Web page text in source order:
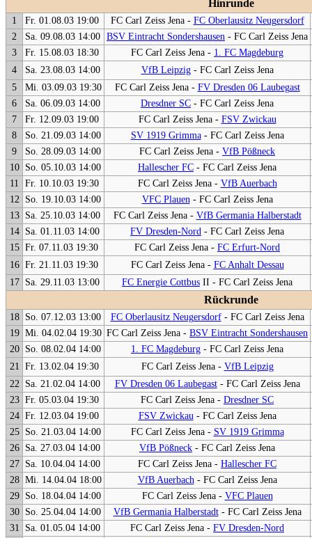
Hinrunde
1 Fr. 01.08.03 19:00 FC Carl Zeiss Jena - FC Oberlausitz Neugersdorf
2
Sa. 09.08.03 14:00 BSV Eintracht Sondershausen - FC Carl Zeiss Jena
3
Fr. 15.08.03 18:30 FC Carl Zeiss Jena - 1. FC Magdeburg
4
Sa. 23.08.03 14:00 VfB Leipzig- FC Carl Zeiss Jena
5
Mi. 03.09.03 19:30 FC Carl Zeiss Jena - FV Dresden 06 Laubegast
6
Sa. 06.09.03 14:00 Dresdner SC - FC Carl Zeiss Jena
7
Fr. 12.09.03 19:00 FC Carl Zeiss Jena - FSV Zwickau
8
So. 21.09.03 14:00 SV 1919 Grimma- FC Carl Zeiss Jena
9
So. 28.09.03 14:00 FC Carl Zeiss Jena - VfB Pößneck
10
So. 05.10.03 14:00 Hallescher FC - FC Carl Zeiss Jena
11
Fr. 10.10.03 19:30 FC Carl Zeiss Jena - VfB Auerbach
12
So. 19.10.03 14:00 VFC Plauen- FC Carl Zeiss Jena
13
Sa. 25.10.03 14:00 FC Carl Zeiss Jena - VfB Germania Halberstadt
14
Sa. 01.11.03 14:00 FV Dresden-Nord - FC Carl Zeiss Jena
15 Fr. 07.11.03 19:30 FC Carl Zeiss Jena - FC Erfurt-Nord
16 Fr. 21.11.03 19:30 FC Carl Zeiss Jena - FC Anhalt Dessau
17
Sa. 29.11.03 13:00 FC Energie Cottbus II - FC Carl Zeiss Jena
Rückrunde
18 So. 07.12.03 13:00 FC Oberlausitz Neugersdorf- FC Carl Zeiss Jena
19 Mi. 04.02.04 19:30 FC Carl Zeiss Jena - BSV Eintracht Sondershausen
20
So. 08.02.04 14:00 1. FC Magdeburg - FC Carl Zeiss Jena
21 Fr. 13.02.04 19:30 FC Carl Zeiss Jena - VfB Leipzig
22
Sa. 21.02.04 14:00 FV Dresden 06 Laubegast- FC Carl Zeiss Jena
23 Fr. 05.03.04 19:30 FC Carl Zeiss Jena - Dresdner SC
24 Fr. 12.03.04 19:00 FSV Zwickau- FC Carl Zeiss Jena
25
So. 21.03.04 14:00 FC Carl Zeiss Jena - SV 1919 Grimma
26
Sa. 27.03.04 14:00 VfB Pößneck - FC Carl Zeiss Jena
27
Sa. 10.04.04 14:00 FC Carl Zeiss Jena - Hallescher FC
28 Mi. 14.04.04 18:00 VfB Auerbach- FC Carl Zeiss Jena
29
So. 18.04.04 14:00 FC Carl Zeiss Jena - VFC Plauen
30
So. 25.04.04 14:00 VfB Germania Halberstadt- FC Carl Zeiss Jena
31
Sa. 01.05.04 14:00 FC Carl Zeiss Jena - FV Dresden-Nord